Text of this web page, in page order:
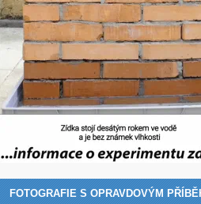
FOTOGRAFIE S OPRAVDOVÝM